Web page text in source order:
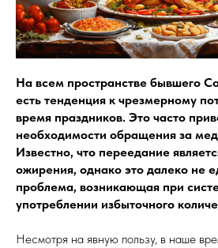
На всем пространстве бывшего
есть тенденция к чрезмерному
время праздников. Это часто
необходимости обращения за
Известно, что переедание
ожирения, однако это далеко не
проблема, возникающая при
употреблении избыточного
Несмотря на явную пользу, в наше